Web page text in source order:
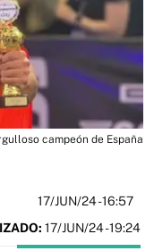
campeón de España
17/JUN/24- 16:57
17/JUN/24 - 19:24